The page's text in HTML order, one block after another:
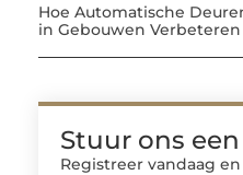
Hoe Automatische
in Gebouwen Verbeteren
Stuur ons
Registreer vandaag